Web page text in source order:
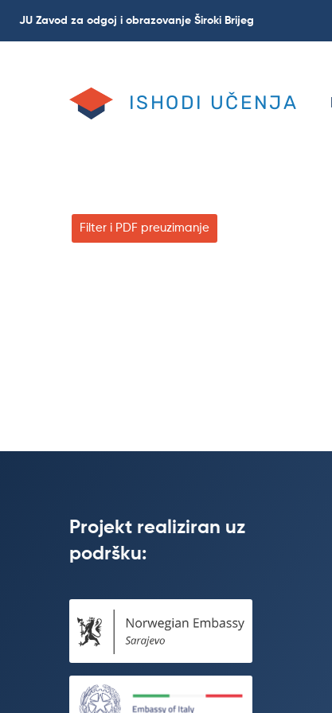
JU Zavod za odgoj i obrazovanje Široki Brijeg
ISHODI UČENJA
Filter i PDF preuzimanje
Projekt realiziran uz
podršku: